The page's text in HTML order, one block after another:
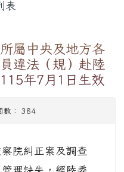
表
屬中央及地方各
違法（規）赴陸
年7月1日生效
數： 384
院糾正案及調查
理缺失，經陸委